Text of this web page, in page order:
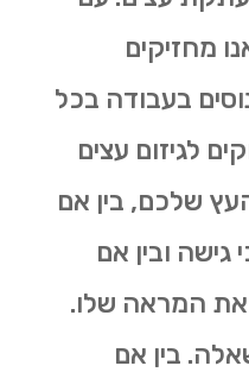
מחזיקים
בעבודה בכל
לגיזום עצים
שלכם, בין אם
ובין אם
את המראה שלו.
בין אם